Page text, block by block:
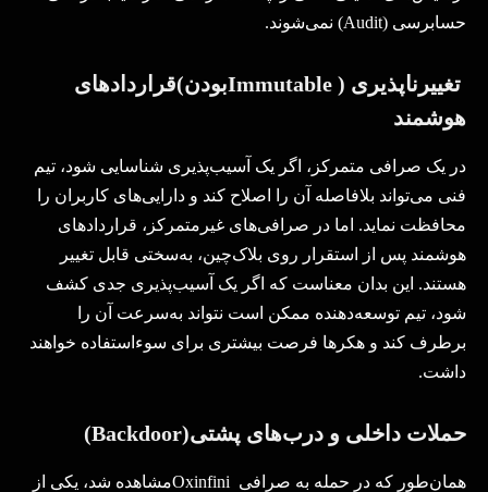
حسابرسی (Audit) نمی‌شوند.
تغییرناپذیری (
Immutableبودن)قراردادهای
هوشمند
در یک صرافی متمرکز، اگر یک آسیب‌پذیری شناسایی شود، تیم
فنی می‌تواند بلافاصله آن را اصلاح کند و دارایی‌های کاربران را
محافظت نماید. اما در صرافی‌های غیرمتمرکز، قراردادهای
هوشمند پس از استقرار روی بلاک‌چین، به‌سختی قابل تغییر
هستند. این بدان معناست که اگر یک آسیب‌پذیری جدی کشف
شود، تیم توسعه‌دهنده ممکن است نتواند به‌سرعت آن را
برطرف کند و هکرها فرصت بیشتری برای سوءاستفاده خواهند
داشت.
حملات داخلی و درب‌های پشتی(Backdoor)
همان‌طور که در حمله به صرافی Oxinfiniمشاهده شد، یکی از